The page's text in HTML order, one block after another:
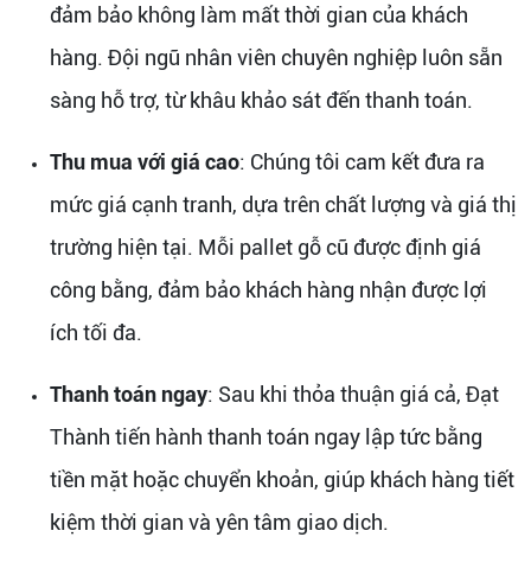
đảm bảo không làm mất thời gian của khách
hàng. Đội ngũ nhân viên chuyên nghiệp luôn sẵn
sàng hỗ trợ, từ khâu khảo sát đến thanh toán.
Thu mua với giá cao: Chúng tôi cam kết đưa ra
mức giá cạnh tranh, dựa trên chất lượng và giá thị
trường hiện tại. Mỗi pallet gỗ cũ được định giá
công bằng, đảm bảo khách hàng nhận được lợi
ích tối đa.
Thanh toán ngay: Sau khi thỏa thuận giá cả, Đạt
Thành tiến hành thanh toán ngay lập tức bằng
tiền mặt hoặc chuyển khoản, giúp khách hàng tiết
kiệm thời gian và yên tâm giao dịch.